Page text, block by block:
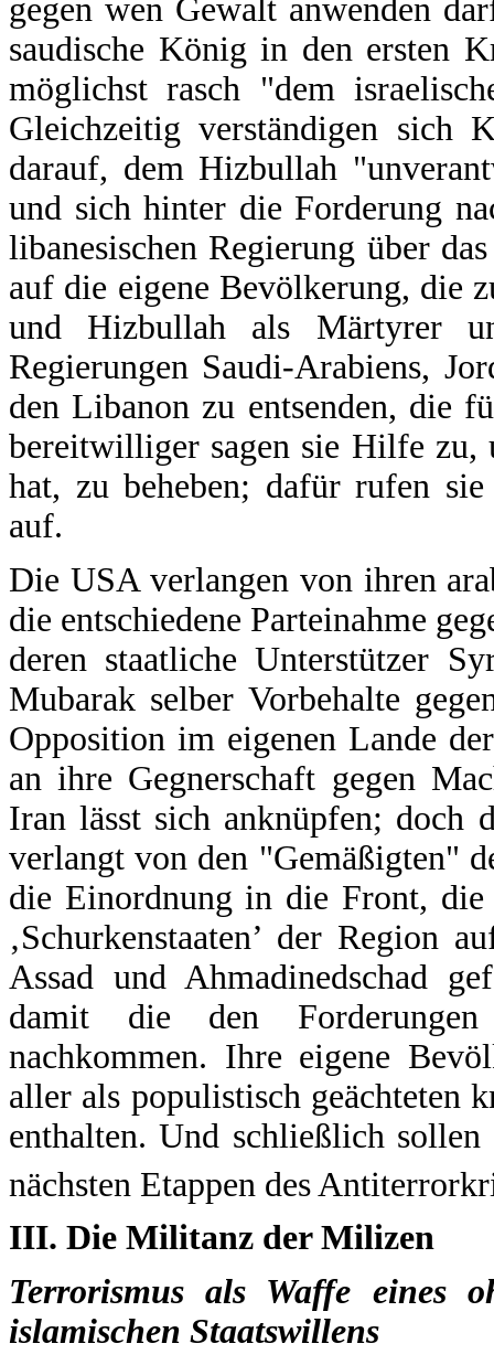
gegen wen Gewalt anwenden
saudische König in den ersten
möglichst rasch "dem
Gleichzeitig verständigen sich
darauf, dem Hizbullah
und sich hinter die Forderung
libanesischen Regierung über
auf die eigene Bevölkerung, die
und Hizbullah als Märtyrer
Regierungen Saudi-Arabiens,
den Libanon zu entsenden, die
bereitwilliger sagen sie Hilfe zu,
hat, zu beheben; dafür rufen
auf.
Die USA verlangen von ihren
die entschiedene Parteinahme
deren staatliche Unterstützer
Mubarak selber Vorbehalte
Opposition im eigenen Lande
an ihre Gegnerschaft gegen
Iran lässt sich anknüpfen; doch
verlangt von den "Gemäßigten"
die Einordnung in die Front, die
‚Schurkenstaaten’ der Region
Assad und Ahmadinedschad
damit die den Forderungen
nachkommen. Ihre eigene
aller als populistisch geächteten
enthalten. Und schließlich
nächsten Etappen des
III. Die Militanz der Milizen
Terrorismus als Waffe eines
islamischen Staatswillens